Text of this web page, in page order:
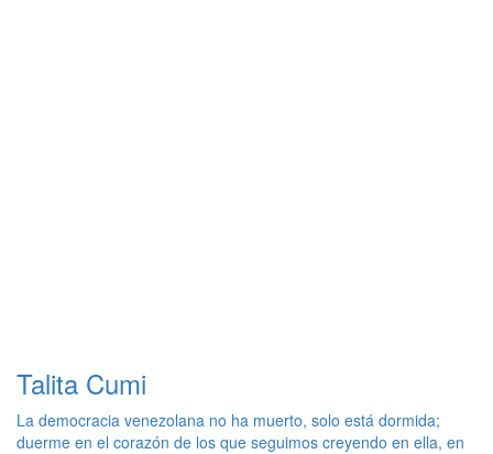
Talita Cumi
La democracia venezolana no ha muerto, solo está dormida;
duerme en el corazón de los que seguimos creyendo en ella, en